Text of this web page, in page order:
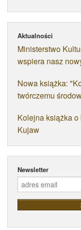
Aktualności
Ministerstwo
wspiera nasz
Nowa książka:
twórczemu
Kolejna książka
Kujaw
Newsletter